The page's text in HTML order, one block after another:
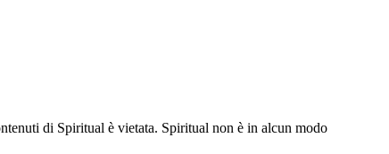
di Spiritual è vietata. Spiritual non è in alcun modo